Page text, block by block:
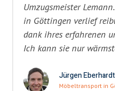
Umzugsmeister
in Göttingen verlief
dank ihres erfahrenen
Ich kann sie nur
Jürgen Eberhardt
Möbeltransport in